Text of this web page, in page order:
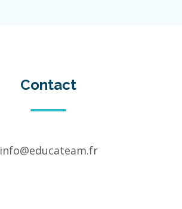
Contact
info@educateam.fr